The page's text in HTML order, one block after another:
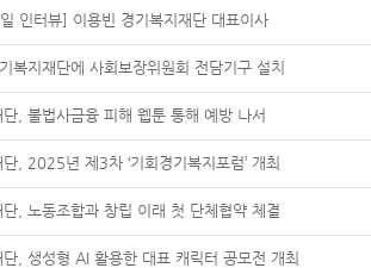
인터뷰] 이용빈 경기복지재단 대표이사
복지재단에 사회보장위원회 전담기구 설치
단, 불법사금융 피해 웹툰 통해 예방 나서
, 2025년 제3차 ‘기회경기복지포럼’ 개최
단, 노동조합과 창립 이래 첫 단체협약 체결
단, 생성형 AI 활용한 대표 캐릭터 공모전 개최